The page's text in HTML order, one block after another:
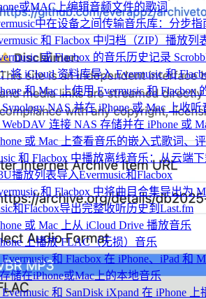
或MAC上编辑音频文件的歌词
中在设备之间传输音乐库：分步指
和 Flacbox 中归档（ZIP）播放
或 Flacbox 的音乐历史记录
将 iCloud 资料库导入 Evermusic 和
和 Mac 上使用 Evermusic 和 Flacbox
NAS 并在 iPhone 或 Mac 上收听
连接 NAS 存储并在 iPhone 或
或 Mac 上查看音乐的嵌入式歌词、
和 Flacbox 中播放离线音乐：从云端
播放列表导入Evermusic和Flacbox
和 Flacbox 中将曲目合集导出为
和Flacbox导出完整收听历史到Last.fm
或 Mac 上从 iCloud Drive 播放音乐
上播放 FLAC（无损）音乐
和 Flacbox 在 iPhone、iPad 和
储在iPhone或Mac上的本地音乐
和 SanDisk iXpand 在 iPhone